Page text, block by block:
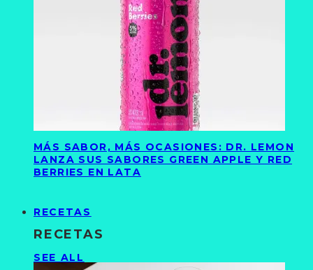
MÁS SABOR, MÁS OCASIONES: DR. LEMON
LANZA SUS SABORES GREEN APPLE Y RED
BERRIES EN LATA
RECETAS
RECETAS
SEE ALL